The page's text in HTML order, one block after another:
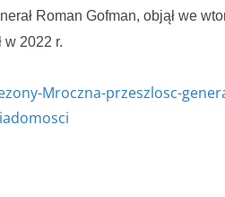
Roman Gofman, objął we
w 2022 r.
Mroczna-przeszlosc-